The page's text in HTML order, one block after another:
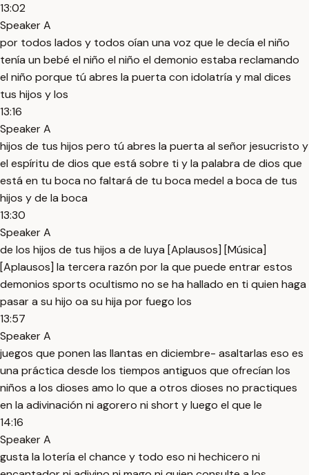
13:02
Speaker A
por todos lados y todos oían una voz que le decía el niño
tenía un bebé el niño el niño el demonio estaba reclamando
el niño porque tú abres la puerta con idolatría y mal dices
tus hijos y los
13:16
Speaker A
hijos de tus hijos pero tú abres la puerta al señor jesucristo y
el espíritu de dios que está sobre ti y la palabra de dios que
está en tu boca no faltará de tu boca medel a boca de tus
hijos y de la boca
13:30
Speaker A
de los hijos de tus hijos a de luya [Aplausos] [Música]
[Aplausos] la tercera razón por la que puede entrar estos
demonios sports ocultismo no se ha hallado en ti quien haga
pasar a su hijo oa su hija por fuego los
13:57
Speaker A
juegos que ponen las llantas en diciembre- asaltarlas eso es
una práctica desde los tiempos antiguos que ofrecían los
niños a los dioses amo lo que a otros dioses no practiques
en la adivinación ni agorero ni short y luego el que le
14:16
Speaker A
gusta la lotería el chance y todo eso ni hechicero ni